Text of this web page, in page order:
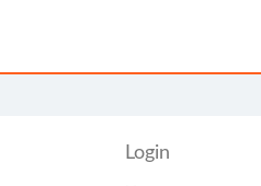
Login